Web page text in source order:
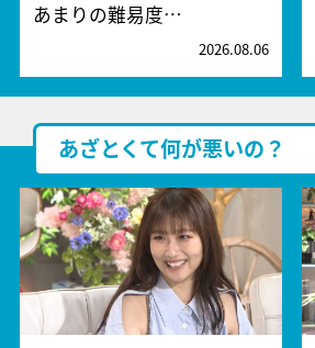
あまりの難易度…
2026.08.06
あざとくて何が悪いの？